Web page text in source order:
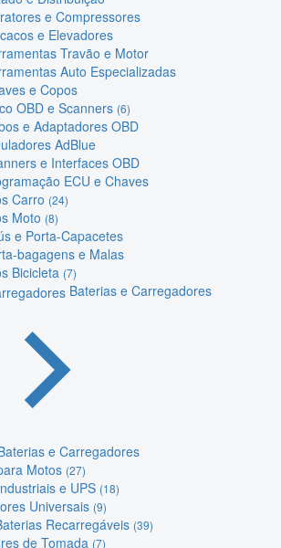
e Compressores
e Elevadores
Travão e Motor
Auto Especializadas
e Copos
OBD e Scanners (6)
e Adaptadores OBD
AdBlue
e Interfaces OBD
ECU e Chaves
Carro (24)
Moto (8)
e Porta-Capacetes
bagagens e Malas
Bicicleta (7)
Baterias e Carregadores
e Carregadores
Motos (27)
e UPS (18)
Universais (9)
Recarregáveis (39)
de Tomada (7)